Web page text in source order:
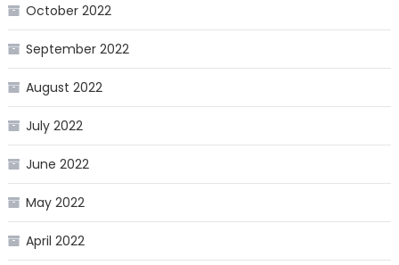
October 2022
September 2022
August 2022
July 2022
June 2022
May 2022
April 2022